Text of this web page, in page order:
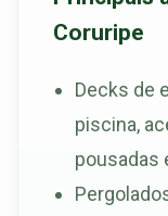
Coruripe
Decks de
piscina,
pousadas